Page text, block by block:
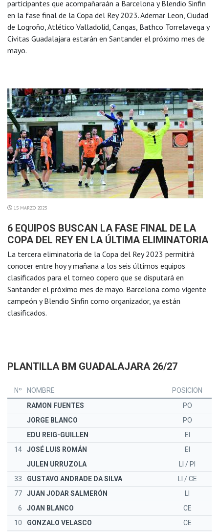
participantes que acompañaraán a Barcelona y Blendio Sinfin
en la fase final de la Copa del Rey 2023. Ademar Leon, Ciudad
de Logroño, Atlético Valladolid, Cangas, Bathco Torrelavega y
Civitas Guadalajara estarán en Santander el próximo mes de
mayo.
15 MARZO 2023
6 EQUIPOS BUSCAN LA FASE FINAL DE LA
COPA DEL REY EN LA ÚLTIMA ELIMINATORIA
La tercera eliminatoria de la Copa del Rey 2023 permitirá
conocer entre hoy y mañana a los seis últimos equipos
clasificados para el torneo copero que se disputará en
Santander el próximo mes de mayo. Barcelona como vigente
campeón y Blendio Sinfin como organizador, ya están
clasificados.
PLANTILLA BM GUADALAJARA 26/27
Nº NOMBRE
POSICION
RAMON FUENTES
PO
JORGE BLANCO
PO
EDU REIG-GUILLEN
EI
14
JOSÉ LUIS ROMÁN
EI
JULEN URRUZOLA
LI / PI
33
GUSTAVO ANDRADE DA SILVA
LI / CE
77
JUAN JODAR SALMERÓN
6
JOAN BLANCO
CE
10
GONZALO VELASCO CE